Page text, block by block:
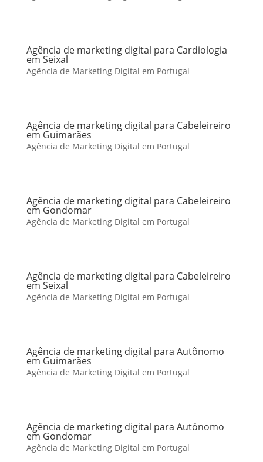
Agência de marketing digital para Cardiologia
em Seixal
Agência de Marketing Digital em Portugal
Agência de marketing digital para Cabeleireiro
em Guimarães
Agência de Marketing Digital em Portugal
Agência de marketing digital para Cabeleireiro
em Gondomar
Agência de Marketing Digital em Portugal
Agência de marketing digital para Cabeleireiro
em Seixal
Agência de Marketing Digital em Portugal
Agência de marketing digital para Autônomo
em Guimarães
Agência de Marketing Digital em Portugal
Agência de marketing digital para Autônomo
em Gondomar
Agência de Marketing Digital em Portugal